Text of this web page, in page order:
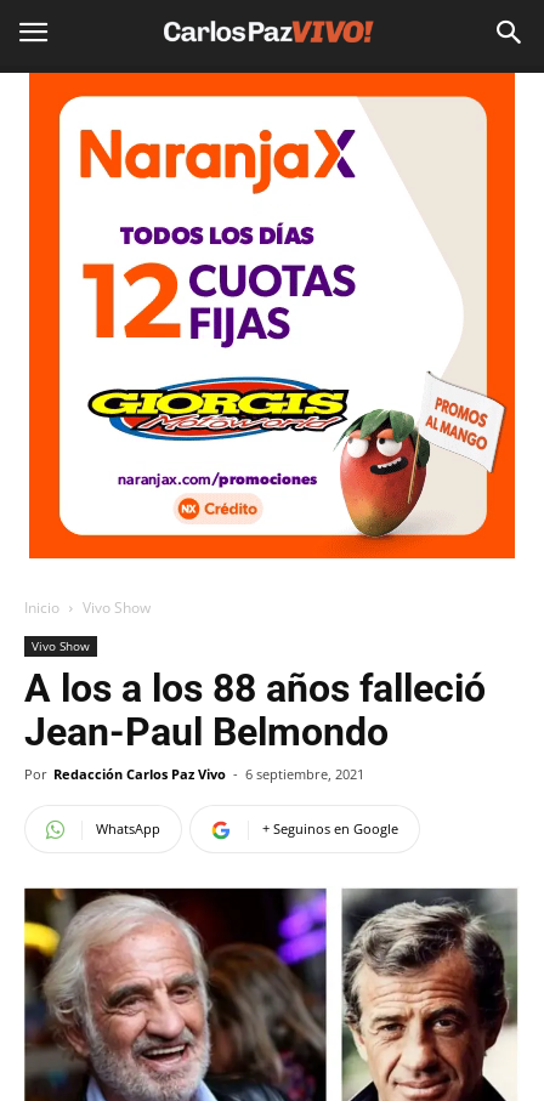
Inicio Vivo Show
Vivo Show
A los a los 88 años falleció
Jean-Paul Belmondo
Por Redacción Carlos Paz Vivo - 6 septiembre, 2021
WhatsApp + Seguinos en Google